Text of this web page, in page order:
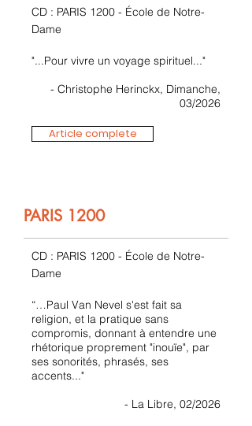
CD : PARIS 1200 - École de Notre-
Dame
"...Pour vivre un voyage spirituel..."
- Christophe Herinckx, Dimanche,
03/2026
Article complete
PARIS 1200
CD : PARIS 1200 - École de Notre-
Dame
“…Paul Van Nevel s'est fait sa
religion, et la pratique sans
compromis, donnant à entendre une
rhétorique proprement "inouïe", par
ses sonorités, phrasés, ses
accents..."
- La Libre, 02/2026